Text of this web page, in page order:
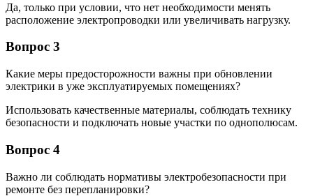
Да, только при условии, что нет необходимости менять
расположение электропроводки или увеличивать нагрузку.
Вопрос 3
Какие меры предосторожности важны при обновлении
электрики в уже эксплуатируемых помещениях?
Использовать качественные материалы, соблюдать технику
безопасности и подключать новые участки по однополюсам.
Вопрос 4
Важно ли соблюдать нормативы электробезопасности при
ремонте без перепланировки?